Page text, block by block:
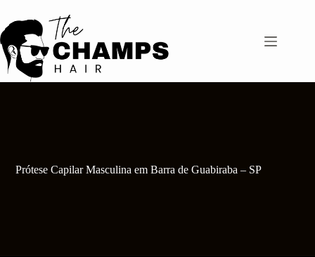
para
o
conteúdo
Prótese Capilar Masculina em Barra de Guabiraba – SP